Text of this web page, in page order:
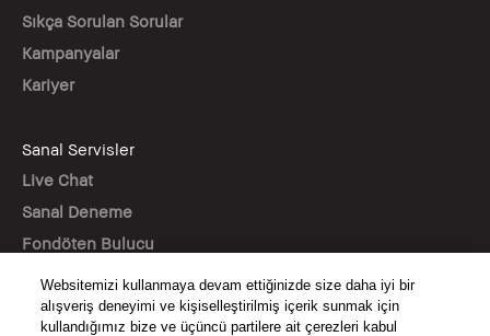
Sıkça Sorulan Sorular
Kampanyalar
Kariyer
Sanal Servisler
Live Chat
Sanal Deneme
Fondöten Bulucu
BİZİ TAKİP EDİN
Websitemizi kullanmaya devam ettiğinizde size daha iyi bir
alışveriş deneyimi ve kişiselleştirilmiş içerik sunmak için
kullandığımız bize ve üçüncü partilere ait çerezleri kabul